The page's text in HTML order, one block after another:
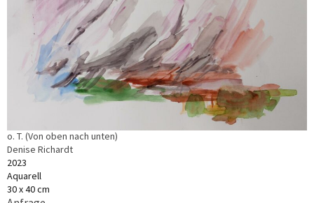
o. T. (Von oben nach unten)
Denise Richardt
2023
Aquarell
30 x 40 cm